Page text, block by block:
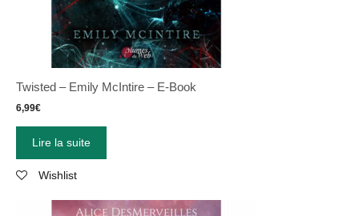
Twisted – Emily McIntire – E-Book
6,99€
Lire la suite
Wishlist